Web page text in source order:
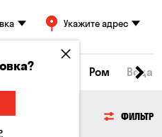
Укажите адрес
Ром Вода
ФИЛЬТР